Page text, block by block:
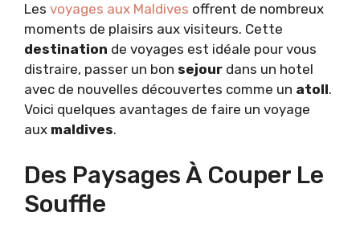
Les voyages aux Maldives offrent de nombreux
moments de plaisirs aux visiteurs. Cette
destination de voyages est idéale pour vous
distraire, passer un bon sejour dans un hotel
avec de nouvelles découvertes comme un atoll.
Voici quelques avantages de faire un voyage
aux maldives.
Des Paysages À Couper Le
Souffle